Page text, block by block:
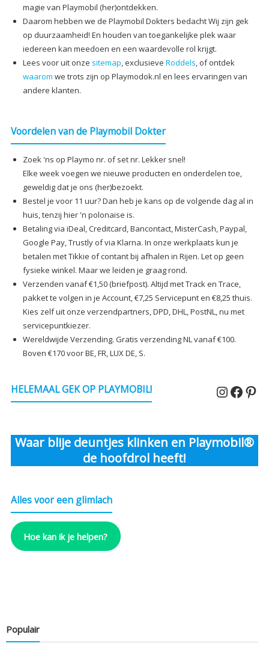
magie van Playmobil (her)ontdekken.
Daarom hebben we de Playmobil Dokters bedacht Wij zijn gek
op duurzaamheid! En houden van toegankelijke plek waar
iedereen kan meedoen en een waardevolle rol krijgt.
Lees voor uit onze sitemap, exclusieve Roddels, of ontdek
waarom we trots zijn op Playmodok.nl en lees ervaringen van
andere klanten.
Voordelen van de Playmobil Dokter
Zoek 'ns op Playmo nr. of set nr. Lekker snel!
Elke week voegen we nieuwe producten en onderdelen toe,
geweldig dat je ons (her)bezoekt.
Bestel je voor 11 uur? Dan heb je kans op de volgende dag al in
huis, tenzij hier 'n polonaise is.
Betaling via iDeal, Creditcard, Bancontact, MisterCash, Paypal,
Google Pay, Trustly of via Klarna. In onze werkplaats kun je
betalen met Tikkie of contant bij afhalen in Rijen. Let op geen
fysieke winkel. Maar we leiden je graag rond.
Verzenden vanaf €1,50 (briefpost). Altijd met Track en Trace,
pakket te volgen in je Account, €7,25 Servicepunt en €8,25 thuis.
Kies zelf uit onze verzendpartners, DPD, DHL, PostNL, nu met
servicepuntkiezer.
Wereldwijde Verzending. Gratis verzending NL vanaf €100.
Boven €170 voor BE, FR, LUX DE, S.
HELEMAAL GEK OP PLAYMOBIL!
Waar blije deuntjes klinken en Playmobil®
de hoofdrol heeft!
Alles voor een glimlach
Hoe kan ik je helpen?
Populair